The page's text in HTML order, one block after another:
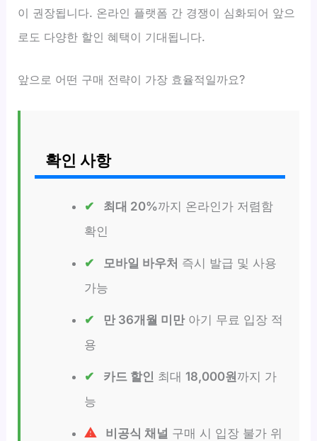
이 권장됩니다. 온라인 플랫폼 간 경쟁이 심화되어 앞으
로도 다양한 할인 혜택이 기대됩니다.
앞으로 어떤 구매 전략이 가장 효율적일까요?
확인 사항
최대 20%까지 온라인가 저렴함
확인
모바일 바우처 즉시 발급 및 사용
가능
만 36개월 미만아기 무료 입장 적
용
카드 할인 최대 18,000원까지 가
능
비공식 채널 구매 시 입장 불가 위